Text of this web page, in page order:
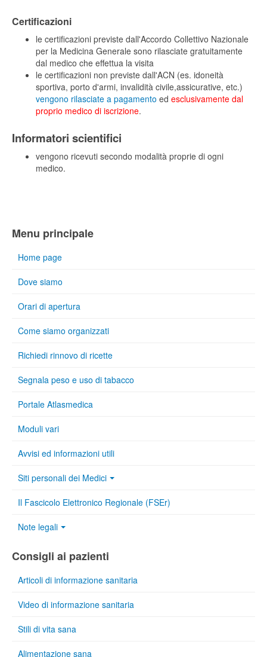
Certificazioni
le certificazioni previste dall'Accordo Collettivo Nazionale
per la Medicina Generale sono rilasciate gratuitamente
dal medico che effettua la visita
le certificazioni non previste dall'ACN (es. idoneità
sportiva, porto d'armi, invalidità civile,assicurative, etc.)
vengono rilasciate a pagamento ed esclusivamente dal
proprio medico di iscrizione.
Informatori scientifici
vengono ricevuti secondo modalità proprie di ogni
medico.
Menu principale
Home page
Dove siamo
Orari di apertura
Come siamo organizzati
Richiedi rinnovo di ricette
Segnala peso e uso di tabacco
Portale Atlasmedica
Moduli vari
Avvisi ed informazioni utili
Siti personali dei Medici
Il Fascicolo Elettronico Regionale (FSEr)
Note legali
Consigli ai pazienti
Articoli di informazione sanitaria
Video di informazione sanitaria
Stili di vita sana
Alimentazione sana